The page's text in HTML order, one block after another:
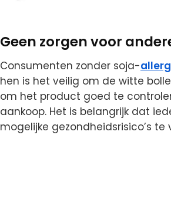
Geen zorgen voor
Consumenten zonder soja-
hen is het veilig om de witte
om het product goed te
aankoop. Het is belangrijk dat
mogelijke gezondheidsrisico’s te